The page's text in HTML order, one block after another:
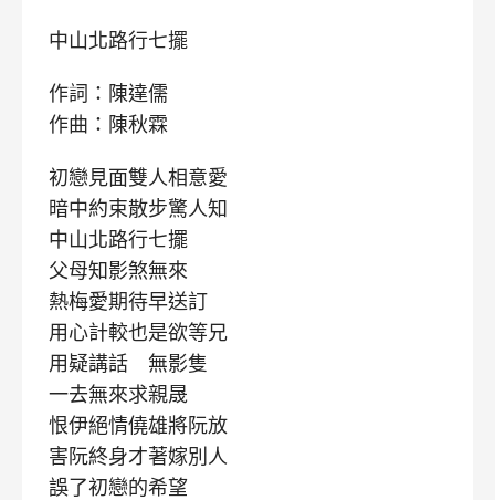
中山北路行七擺
作詞：陳達儒
作曲：陳秋霖
初戀見面雙人相意愛
暗中約束散步驚人知
中山北路行七擺
父母知影煞無來
熱梅愛期待早送訂
用心計較也是欲等兄
用疑講話 無影隻
一去無來求親晟
恨伊絕情僥雄將阮放
害阮終身才著嫁別人
誤了初戀的希望